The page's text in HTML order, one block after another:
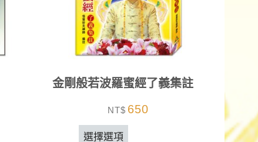
金剛般若波羅蜜經了義集註
NT$ 650
選擇選項